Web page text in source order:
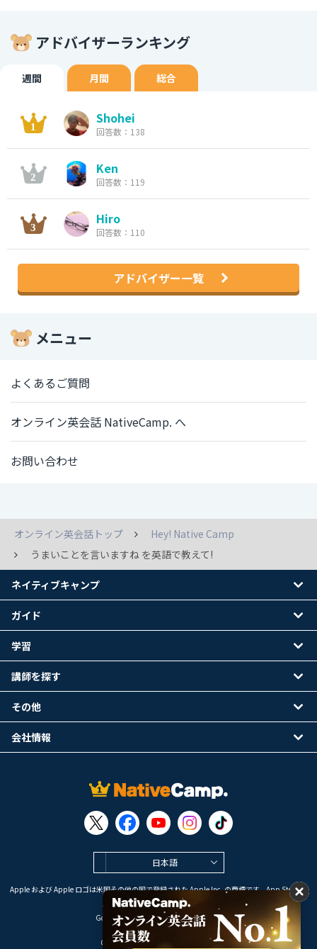
アドバイザーランキング
週間 月間 総合
Shohei
回答数：138
Ken
回答数：119
Hiro
回答数：110
アドバイザー一覧
メニュー
よくあるご質問
オンライン英会話 NativeCamp. へ
お問い合わせ
オンライン英会話トップ
Hey! Native Camp
うまいことを言いますね を英語で教えて!
日本語
Apple および Apple ロゴは米国その他の国で登録された Apple Inc. の商標です。App Store は
Apple Inc. のサービスマークです。
Google Play は Google LLC の商標です。
Copyright © 2026 オンライン英会話
ネイティブキャンプ
ガイド
学習
講師を探す
その他
会社情報